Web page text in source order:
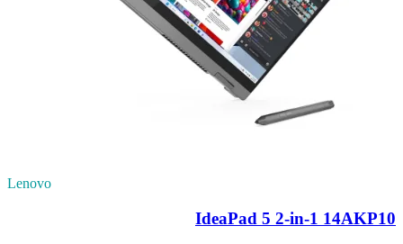
Lenovo
IdeaPad 5 2-in-1 14AKP10